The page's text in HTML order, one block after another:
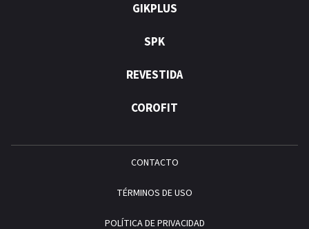
GIKPLUS
SPK
REVESTIDA
COROFIT
CONTACTO
TÉRMINOS DE USO
POLÍTICA DE PRIVACIDAD